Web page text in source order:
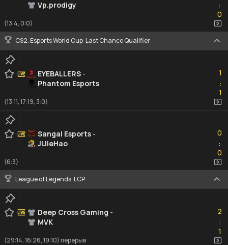
Vp.prodigy
:0
0
(13:4, 0:0)
CS2. Esports World Cup: Last Chance Qualifier
EYEBALLERS -
Phantom Esports
1
:1
1
(13:11, 17:19, 3:0)
Sangal Esports -
JIJieHao
0
:0
0
(6:3)
League of Legends. LCP
Deep Cross Gaming -
MVK
2
:1
1
(29:14, 16:26, 19:10) перерыв